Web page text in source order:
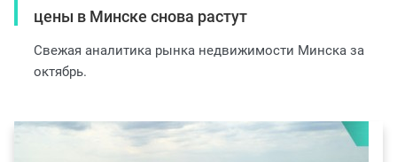
цены в Минске снова растут
Свежая аналитика рынка недвижимости Минска за
октябрь.